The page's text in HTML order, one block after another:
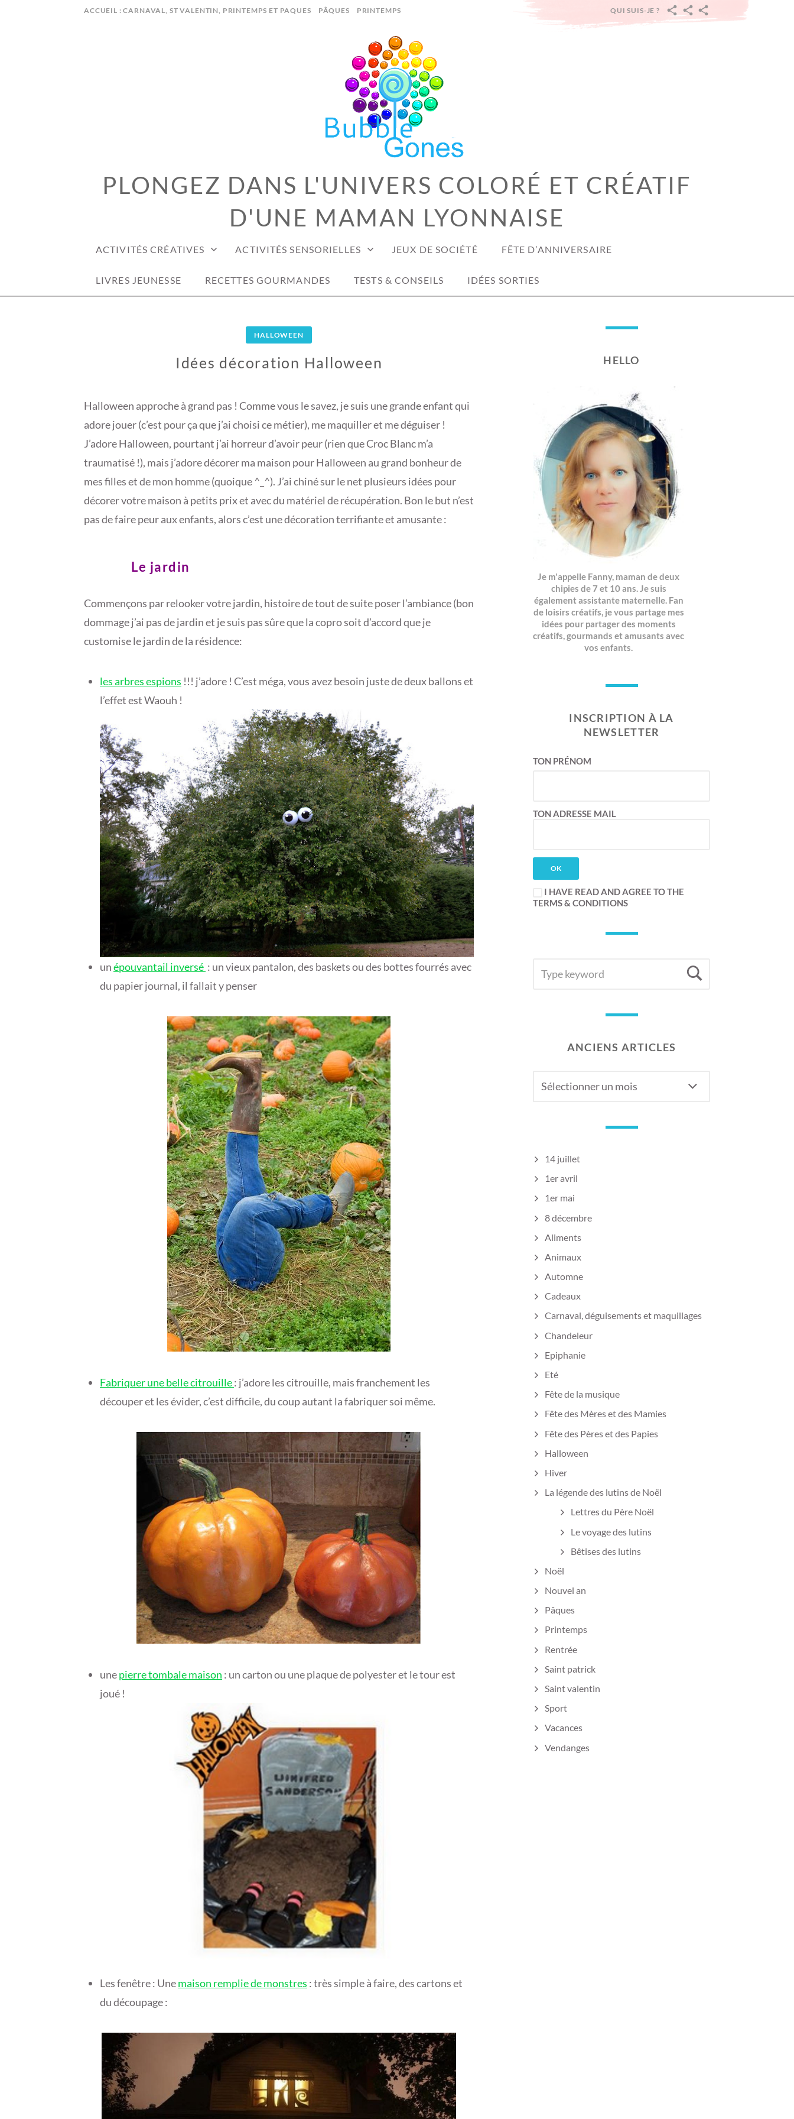
ACCUEIL : CARNAVAL, ST VALENTIN, PRINTEMPS ET PAQUES PÂQUES PRINTEMPS ACCUEILPÂQUESPRINTEMPS
QUI SUIS-JE ?
PLONGEZ DANS L'UNIVERS COLORÉ ET CRÉATIF
D'UNE MAMAN LYONNAISE
ACTIVITÉS CRÉATIVES ACTIVITÉS SENSORIELLES JEUX DE SOCIÉTÉ FÊTE D’ANNIVERSAIRE
LIVRES JEUNESSE RECETTES GOURMANDES TESTS & CONSEILS IDÉES SORTIES
HALLOWEEN
Idées décoration Halloween
1
T
O
E
2
Halloween approche à grand pas ! Comme vous le savez, je suis une grande enfant qui
adore jouer (c’est pour ça que j’ai choisi ce métier), me maquiller et me déguiser !
J’adore Halloween, pourtant j’ai horreur d’avoir peur (rien que Croc Blanc m’a
traumatisé !), mais j’adore décorer ma maison pour Halloween au grand bonheur de
mes filles et de mon homme (quoique ^_^). J’ai chiné sur le net plusieurs idées pour
décorer votre maison à petits prix et avec du matériel de récupération. Bon le but n’est
pas de faire peur aux enfants, alors c’est une décoration terrifiante et amusante :
Le jardin
Commençons par relooker votre jardin, histoire de tout de suite poser l’ambiance (bon
dommage j’ai pas de jardin et je suis pas sûre que la copro soit d’accord que je
customise le jardin de la résidence:
les arbres espions !!! j’adore ! C’est méga, vous avez besoin juste de deux ballons et
l’effet est Waouh !
unépouvantail inversé : un vieux pantalon, des baskets ou des bottes fourrés avec
du papier journal, il fallait y penser
Fabriquer une belle citrouille: j’adore les citrouille, mais franchement les
découper et les évider, c’est difficile, du coup autant la fabriquer soi même.
unepierre tombale maison : un carton ou une plaque de polyester et le tour est
joué !
Les fenêtre : Unemaison remplie de monstres : très simple à faire, des cartons et
du découpage :
HELLO
Je m'appelle Fanny, maman de deux
chipies de 7 et 10 ans. Je suis
également assistante maternelle. Fan
de loisirs créatifs, je vous partage mes
idées pour partager des moments
créatifs, gourmands et amusants avec
vos enfants.
INSCRIPTION À LA
NEWSLETTER
TON PRÉNOM
TON ADRESSE MAIL
I HAVE READ AND AGREE TO THE
TERMS & CONDITIONS
FOR:
ANCIENS ARTICLES
14 juillet
1er avril
1er mai
8 décembre
Aliments
Animaux
Automne
Cadeaux
Carnaval, déguisements et maquillages
Chandeleur
Epiphanie
Eté
Fête de la musique
Fête des Mères et des Mamies
Fête des Pères et des Papies
Halloween
Hiver
La légende des lutins de Noël
Lettres du Père Noël
Le voyage des lutins
Bêtises des lutins
Noël
Nouvel an
Pâques
Printemps
Rentrée
Saint patrick
Saint valentin
Sport
Vacances
Vendanges